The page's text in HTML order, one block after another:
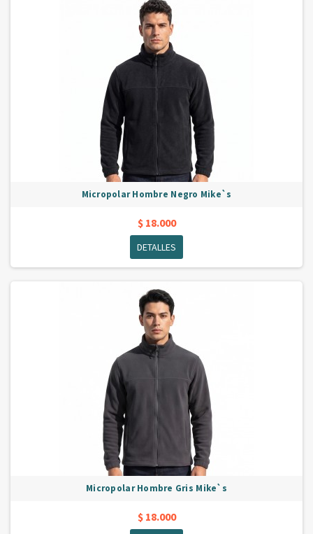
Micropolar Hombre Negro Mike`s
$ 18.000
DETALLES
Micropolar Hombre Gris Mike`s
$ 18.000